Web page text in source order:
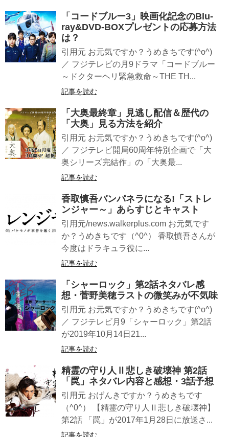
「コードブルー3」映画化記念のBlu-
ray&DVD-BOXプレゼントの応募方法
は？
引用元 お元気ですか？うめきちです(^o^)
／ フジテレビの月9ドラマ「コードブルー
～ドクターヘリ緊急救命～THE TH...
記事を読む
「大奥最終章」見逃し配信＆歴代の
「大奥」見る方法を紹介
引用元 お元気ですか？うめきちです(^o^)
／ フジテレビ開局60周年特別企画で「大
奥シリーズ完結作」の「大奥最...
記事を読む
香取慎吾バンパネラになる!「ストレ
ンジャー～」あらすじとキャスト
引用元/news.walkerplus.com お元気です
か？うめきちです（^0^） 香取慎吾さんが
今度はドラキュラ役に...
記事を読む
「シャーロック」第2話ネタバレ感
想・菅野美穂ラストの微笑みが不気味
引用元 お元気ですか？うめきちです(^o^)
／ フジテレビ月9「シャーロック」第2話
が2019年10月14日21...
記事を読む
精霊の守り人Ⅱ悲しき破壊神 第2話
「罠」ネタバレ内容と感想・3話予想
引用元 おげんきですか？うめきちです
（^0^） 【精霊の守り人Ⅱ悲しき破壊神】
第2話 「罠」が2017年1月28日に放送さ...
記事を読む